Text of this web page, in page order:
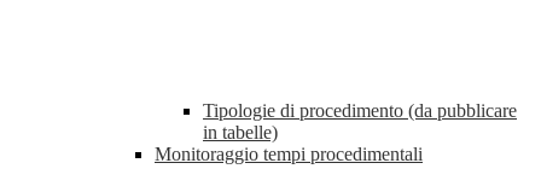
Tipologie di procedimento (da pubblicare
in tabelle)
Monitoraggio tempi procedimentali